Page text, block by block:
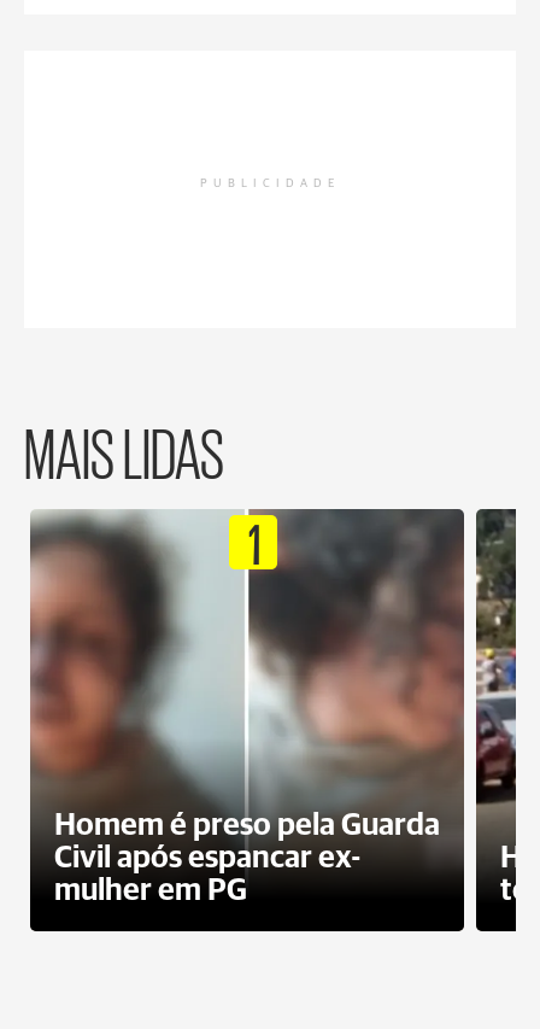
PUBLICIDADE
MAIS LIDAS
1
Homem é preso pela Guarda
Civil após espancar ex-
mulher em PG